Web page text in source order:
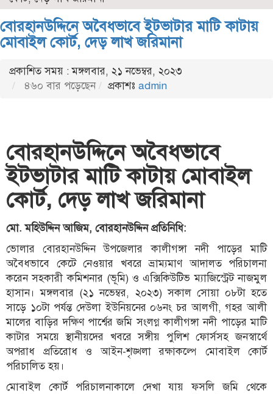
বোরহানউদ্দিনে অবৈধভাবে ইটভাটার মাটি কাটায়
মোবাইল কোর্ট, দেড় লাখ জরিমানা
প্রকাশিত সময় : মঙ্গলবার, ২১ নভেম্বর, ২০২৩
৪৬০ বার পড়েছেন
প্রকাশঃ admin
বোরহানউদ্দিনে অবৈধভাবে
ইটভাটার মাটি কাটায় মোবাইল
কোর্ট, দেড় লাখ জরিমানা
মো. মহিউদ্দিন আজিম, বোরহানউদ্দিন প্রতিনিধি:
ভোলার বোরহানউদ্দিন উপজেলার কালীগঙ্গা নদী পাড়ের মাটি
অবৈধভাবে কেটে নেওয়ার খবরে ভ্রাম্যমাণ আদালত পরিচালনা
করেন সহকারী কমিশনার (ভূমি) ও এক্সিকিউটিভ ম্যাজিস্ট্রেট নাজমুল
হাসান। মঙ্গলবার (২১ নভেম্বর, ২০২৩) সকাল সোয়া ০৮টা হতে
সাড়ে ১০টা পর্যন্ত দেউলা ইউনিয়নের ০৬নং চর আলগী, গহর আলী
মালের বাড়ির দক্ষিণ পার্শ্বের জমি সংলগ্ন কালীগঙ্গা নদী পাড়ের মাটি
কাটার সময়ে স্থানীয়দের খবরে সঙ্গীয় পুলিশ ফোর্সসহ জনস্বার্থে
অপরাধ প্রতিরোধ ও আইন-শৃঙ্খলা রক্ষাকল্পে মোবাইল কোর্ট
পরিচালিত হয়।
মোবাইল কোর্ট পরিচালনাকালে দেখা যায় ফসলি জমি থেকে